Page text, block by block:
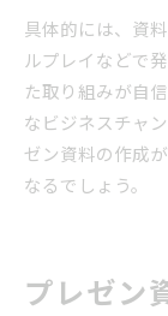
具体的には、資
ルプレイなどで
た取り組みが自
なビジネスチャ
ゼン資料の作成
なるでしょう。
プレゼン